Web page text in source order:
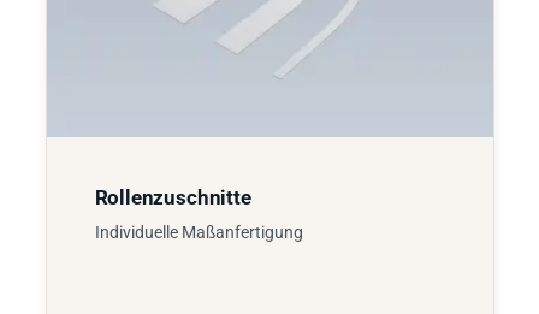
Rollenzuschnitte
Individuelle Maßanfertigung